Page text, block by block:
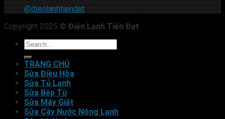
@dienlanhtiendat
Copyright 2025 © Điện Lạnh Tiến Đạt
TRANG CHỦ
Sửa Điều Hòa
Sửa Tủ Lạnh
Sửa Bếp Từ
Sửa Máy Giặt
Sửa Cây Nước Nóng Lạnh